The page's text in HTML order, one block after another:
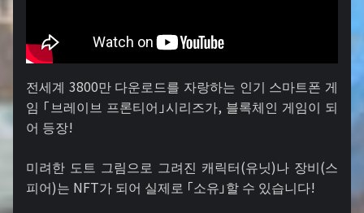
전세계 3800만 다운로드를 자랑하는 인기 스마트폰 게
임 「브레이브 프론티어」시리즈가, 블록체인 게임이 되
어 등장!
미려한 도트 그림으로 그려진 캐릭터(유닛)나 장비(스
피어)는 NFT가 되어 실제로 「소유」할 수 있습니다!